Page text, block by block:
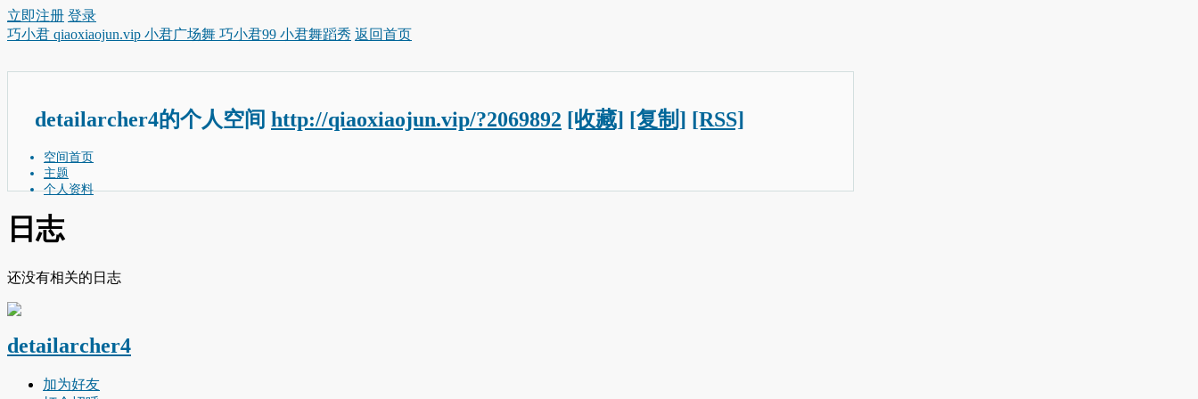
立即注册 登录
巧小君 qiaoxiaojun.vip 小君广场舞 巧小君99 小君舞蹈秀 返回首页
detailarcher4的个人空间 http://qiaoxiaojun.vip/?2069892 [收藏] [复制] [RSS]
空间首页
主题
个人资料
日志
还没有相关的日志
detailarcher4
加为好友